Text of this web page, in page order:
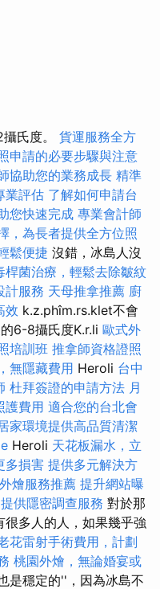
氏度。 貨運服務全方
申請的必要步驟與注意
協助您的業務成長 精準
業評估 了解如何申請台
您快速完成 專業會計師
，為長者提供全方位照
鬆便捷 沒錯，冰島人沒
桿菌治療，輕鬆去除皺紋
計服務 天母推拿推薦 廚
效 k.z.phîm.rs.klet不會
6-8攝氏度K.r.li 歐式外
培訓班 推拿師資格證照
無隱藏費用 Heroli 台中
杜拜簽證的申請方法 月
護費用 適合您的台北會
家環境提供高品質清潔
Heroli 天花板漏水，立
多損害 提供多元解決方
燴服務推薦 提升網站曝
供隱密調查服務 對於那
多人的人，如果幾乎強
花雷射手術費用，計劃
桃園外燴，無論婚宴或
是穩定的''，因為冰島不